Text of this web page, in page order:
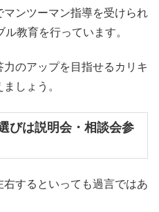
ンツーマン指導を受けられ
教育を行っています。
のアップを目指せるカリキ
しょう。
びは説明会・相談会参
するといっても過言ではあ